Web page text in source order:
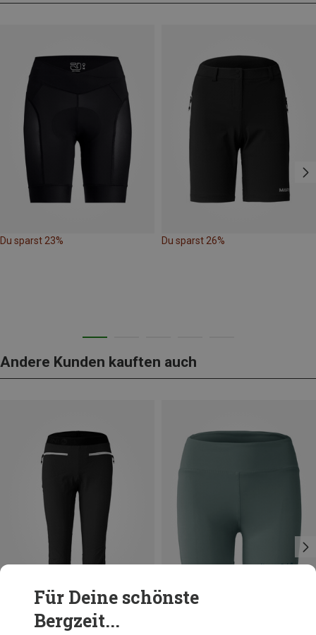
Du sparst 23% Du sparst 26%
Andere Kunden kauften auch
S M L XL
Für Deine schönste
Bergzeit...